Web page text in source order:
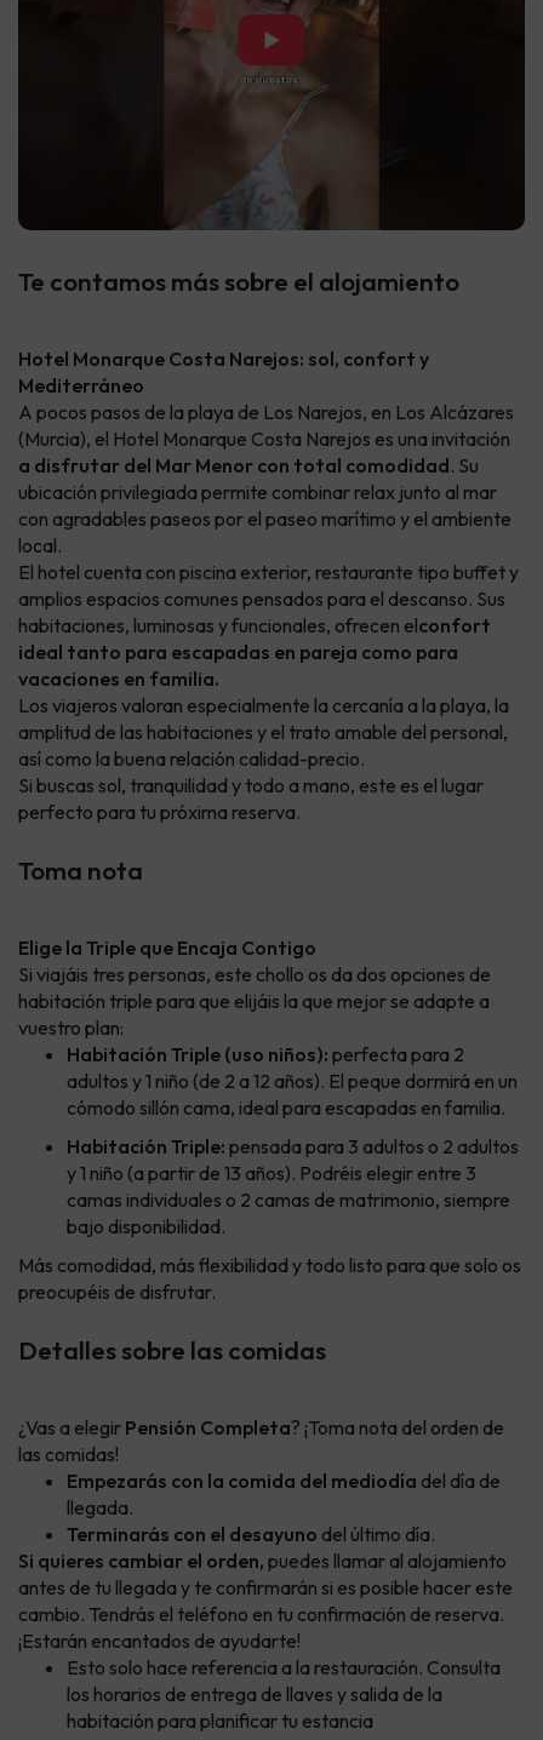
▶
Te contamos más sobre el alojamiento
Hotel Monarque Costa Narejos: sol, confort y
Mediterráneo
A pocos pasos de la playa de Los Narejos, en Los Alcázares
(Murcia), el Hotel Monarque Costa Narejos es una invitación
a disfrutar del Mar Menor con total comodidad. Su
ubicación privilegiada permite combinar relax junto al mar
con agradables paseos por el paseo marítimo y el ambiente
local.
El hotel cuenta con piscina exterior, restaurante tipo buffet y
amplios espacios comunes pensados para el descanso. Sus
habitaciones, luminosas y funcionales, ofrecen elconfort
ideal tanto para escapadas en pareja como para
vacaciones en familia.
Los viajeros valoran especialmente la cercanía a la playa, la
amplitud de las habitaciones y el trato amable del personal,
así como la buena relación calidad-precio.
Si buscas sol, tranquilidad y todo a mano, este es el lugar
perfecto para tu próxima reserva.
Toma nota
Elige la Triple que Encaja Contigo
Si viajáis tres personas, este chollo os da dos opciones de
habitación triple para que elijáis la que mejor se adapte a
vuestro plan:
Habitación Triple (uso niños): perfecta para 2
adultos y 1 niño (de 2 a 12 años). El peque dormirá en un
cómodo sillón cama, ideal para escapadas en familia.
Habitación Triple: pensada para 3 adultos o 2 adultos
y 1 niño (a partir de 13 años). Podréis elegir entre 3
camas individuales o 2 camas de matrimonio, siempre
bajo disponibilidad.
Más comodidad, más flexibilidad y todo listo para que solo os
preocupéis de disfrutar.
Detalles sobre las comidas
¿Vas a elegir Pensión Completa? ¡Toma nota del orden de
las comidas!
Empezarás con la comida del mediodía del día de
llegada.
Terminarás con el desayuno del último día.
Si quieres cambiar el orden, puedes llamar al alojamiento
antes de tu llegada y te confirmarán si es posible hacer este
cambio. Tendrás el teléfono en tu confirmación de reserva.
¡Estarán encantados de ayudarte!
Esto solo hace referencia a la restauración. Consulta
los horarios de entrega de llaves y salida de la
habitación para planificar tu estancia